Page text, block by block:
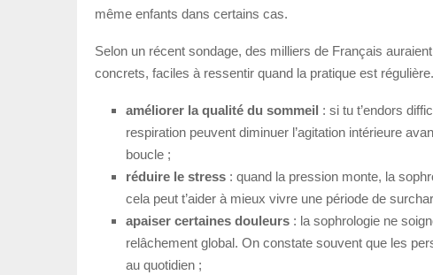
même enfants dans certains cas.
Selon un récent sondage, des milliers de Français
concrets, faciles à ressentir quand la pratique est
améliorer la qualité du sommeil : si tu t’endors
respiration peuvent diminuer l’agitation intérieure
boucle ;
réduire le stress : quand la pression monte, la
cela peut t’aider à mieux vivre une période de
apaiser certaines douleurs : la sophrologie ne
relâchement global. On constate souvent que les
au quotidien ;